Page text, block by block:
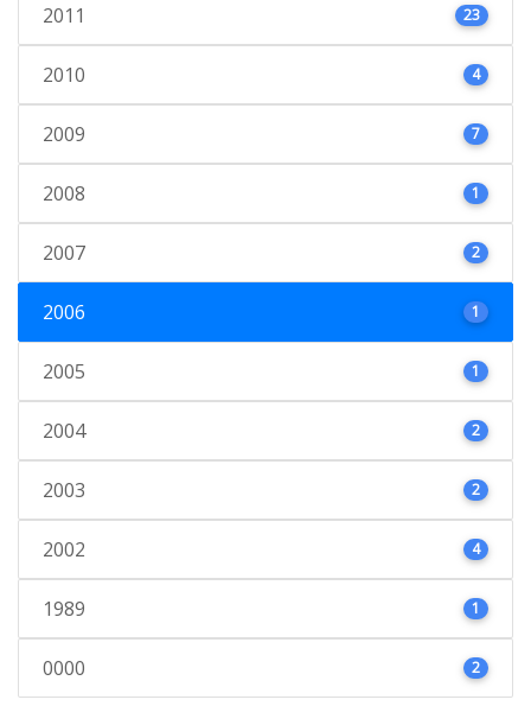
2011 23
2010 4
2009 7
2008 1
2007 2
2006 1
2005 1
2004 2
2003 2
2002 4
1989 1
0000 2